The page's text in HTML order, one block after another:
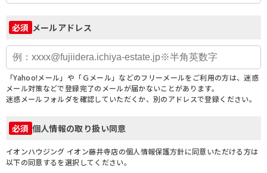
必須 メールアドレス
「Yahoo!メール」や「Ｇメール」などのフリーメールをご利用の方は、迷惑
メール対策などで登録完了のメールが届かないことがあります。
迷惑メールフォルダを確認していただくか、別のアドレスで登録ください。
必須 個人情報の取り扱い同意
イオンハウジング イオン藤井寺店の個人情報保護方針に同意いただける方は
以下の同意するを選択してください。